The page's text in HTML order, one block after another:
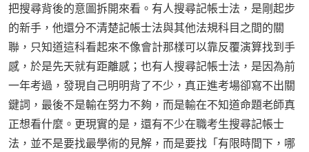
把搜尋背後的意圖拆開來看。有人搜尋記帳士法，是剛起步
的新手，他還分不清楚記帳士法與其他法規科目之間的關
聯，只知道這科看起來不像會計那樣可以靠反覆演算找到手
感，於是先天就有距離感；也有人搜尋記帳士法，是因為前
一年考過，發現自己明明背了不少，真正進考場卻寫不出關
鍵詞，最後不是輸在努力不夠，而是輸在不知道命題老師真
正想看什麼。更現實的是，還有不少在職考生搜尋記帳士
法，並不是要找最學術的見解，而是要找「有限時間下，哪